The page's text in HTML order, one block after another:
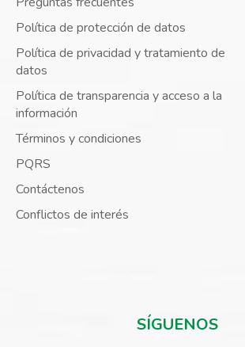
Política de protección de datos
Política de privacidad y tratamiento de
datos
Política de transparencia y acceso a la
información
Términos y condiciones
PQRS
Contáctenos
Conflictos de interés
SÍGUENOS